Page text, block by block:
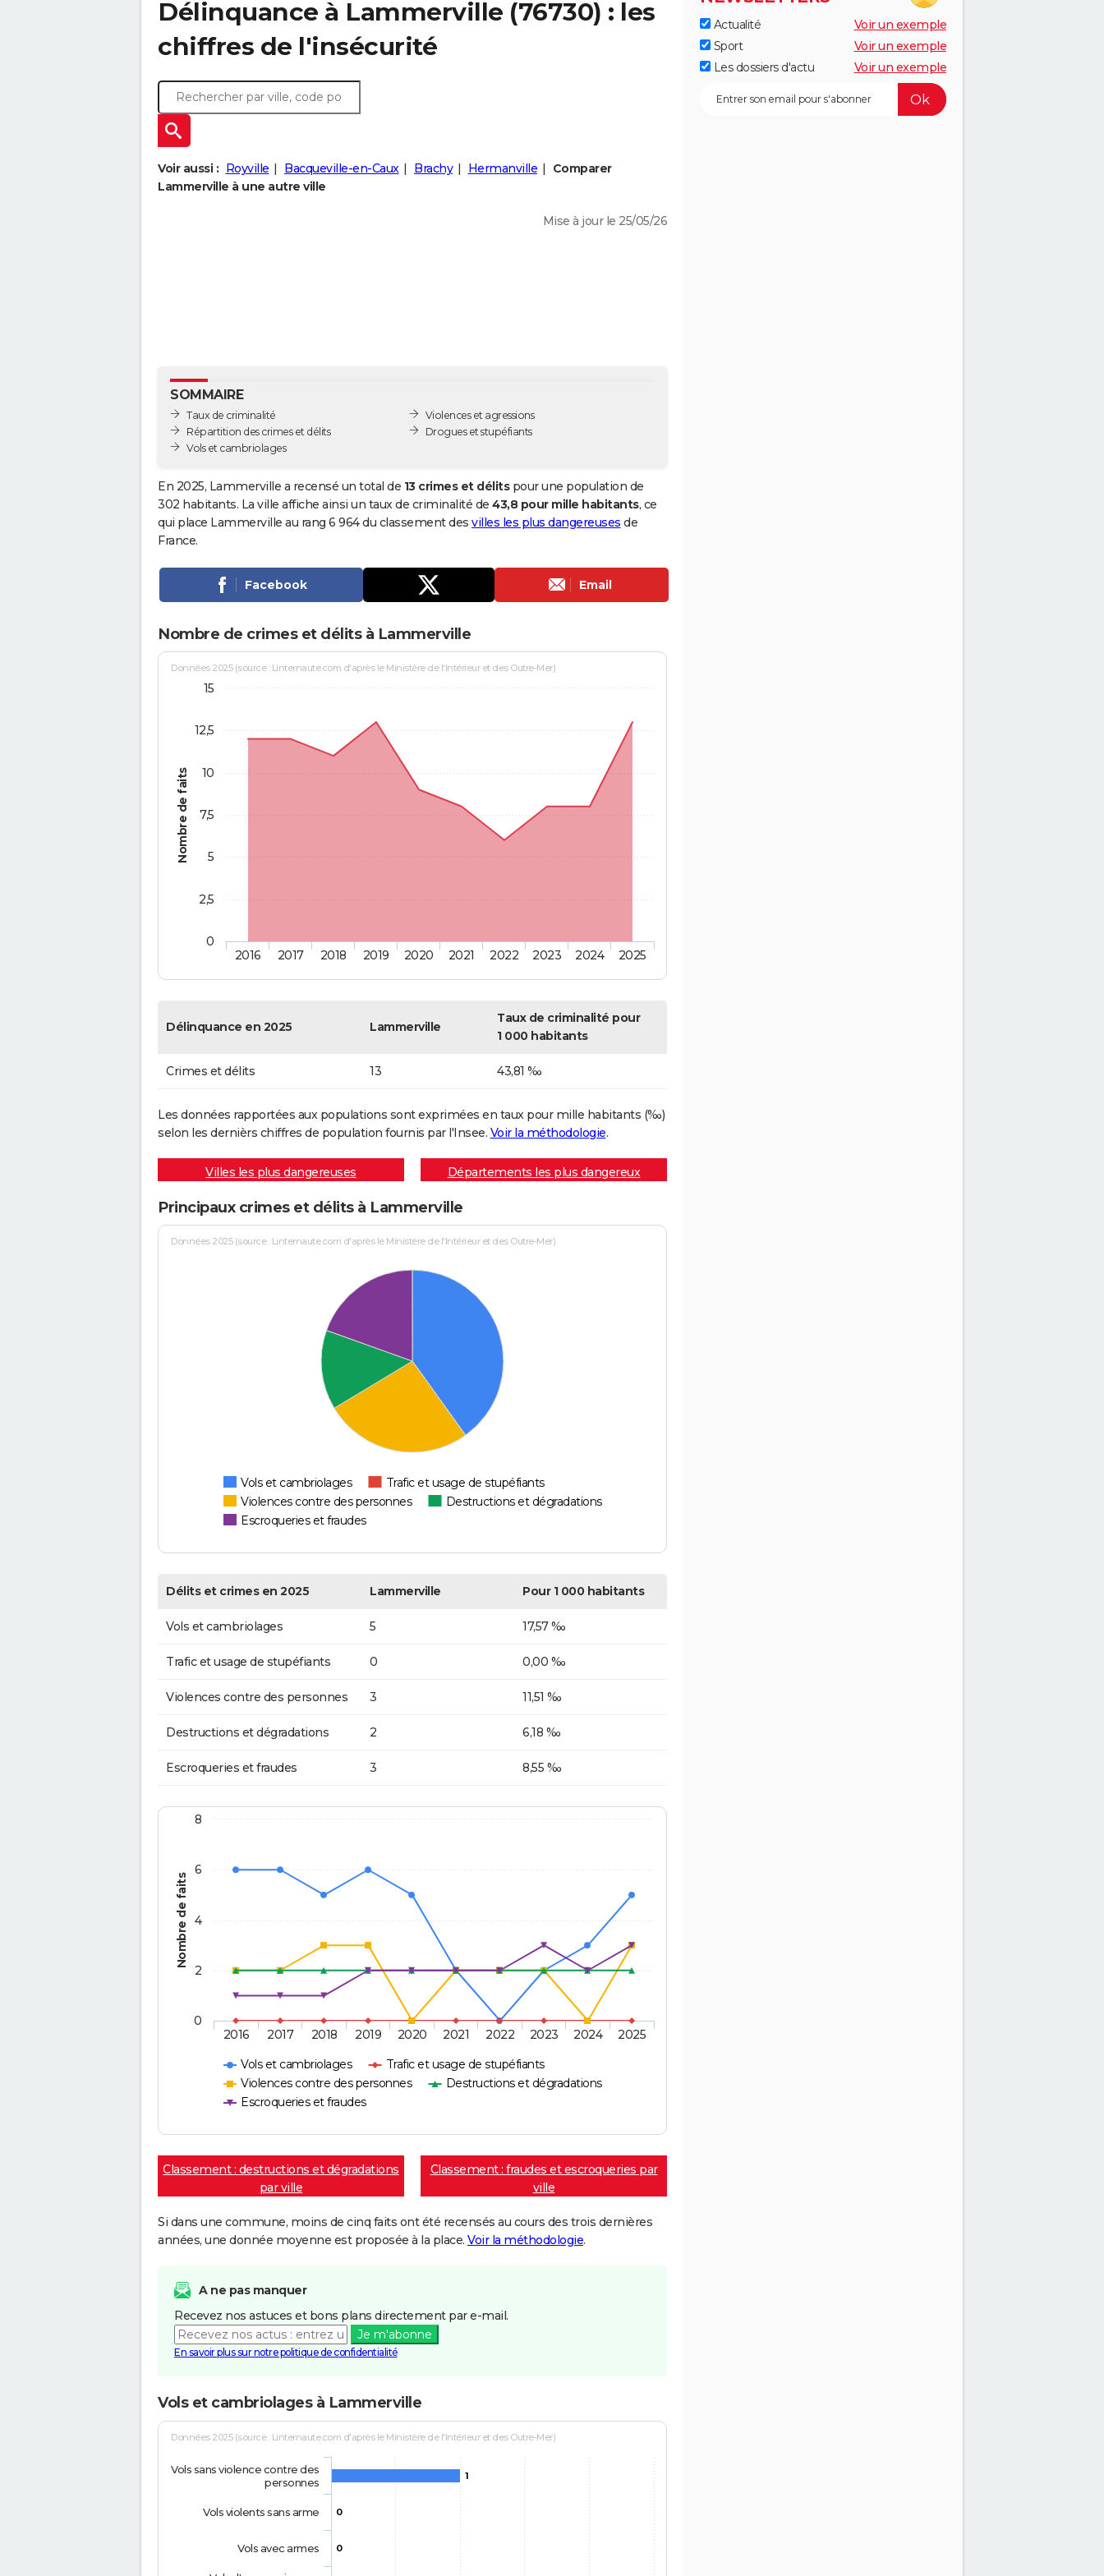
Délinquance à Lammerville (76730) : les
chiffres de l'insécurité
Voir aussi : Royville Bacqueville-en-Caux Brachy Hermanville
Comparer
Lammerville à une autre ville
Mise à jour le 25/05/26
SOMMAIRE
Taux de criminalité
Répartition des crimes et délits
Vols et cambriolages
Violences et agressions
Drogues et stupéfiants
En 2025, Lammerville a recensé un total de 13 crimes et délitspour une population de
302 habitants. La ville affiche ainsi un taux de criminalité de 43,8 pour mille habitants, ce
qui place Lammerville au rang 6 964 du classement des villes les plus dangereuses de
France.
Facebook Email
Nombre de crimes et délits à Lammerville
Nombre de faits
Données 2025 (source : Linternaute.com d'après le Ministère de l'Intérieur et des Outre-Mer)
2016 2017 2018 2019 2020 2021 2022 2023 2024 2025
0
2,5
5
7,5
10
12,5
15
Délinquance en 2025 Lammerville
Taux de criminalité pour
1 000 habitants
Crimes et délits 13 43,81 ‰
Les données rapportées aux populations sont exprimées en taux pour mille habitants (‰)
selon les dernièrs chiffres de population fournis par l'Insee. Voir la méthodologie.
Villes les plus dangereuses Départements les plus dangereux
Principaux crimes et délits à Lammerville
Données 2025 (source : Linternaute.com d'après le Ministère de l'Intérieur et des Outre-Mer)
Vols et cambriolages
Trafic et usage de stupéfiants
Violences contre des personnes
Destructions et dégradations
Escroqueries et fraudes
Délits et crimes en 2025 Lammerville Pour 1 000 habitants
Vols et cambriolages 5 17,57 ‰
Trafic et usage de stupéfiants 0 0,00 ‰
Violences contre des personnes 3 11,51 ‰
Destructions et dégradations 2 6,18 ‰
Escroqueries et fraudes 3 8,55 ‰
Nombre de faits
Vols et cambriolages
Trafic et usage de stupéfiants
Violences contre des personnes
Destructions et dégradations
Escroqueries et fraudes
2016 2017 2018 2019 2020 2021 2022 2023 2024 2025
0
2
4
6
8
Classement : destructions et dégradations
par ville
Classement : fraudes et escroqueries par
ville
Si dans une commune, moins de cinq faits ont été recensés au cours des trois dernières
années, une donnée moyenne est proposée à la place. Voir la méthodologie.
A ne pas manquer
Recevez nos astuces et bons plans directement par e-mail.
Je m'abonne
En savoir plus sur notre politique de confidentialité
Vols et cambriolages à Lammerville
Données 2025 (source : Linternaute.com d'après le Ministère de l'Intérieur et des Outre-Mer)
1
0
0
Vols sans violence contre des
personnes
Vols violents sans arme
Vols avec armes
Actualité
Voir un exemple
Sport
Voir un exemple
Les dossiers d'actu
Voir un exemple